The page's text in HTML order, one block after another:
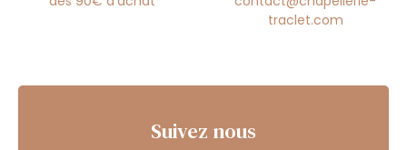
traclet.com
Suivez nous